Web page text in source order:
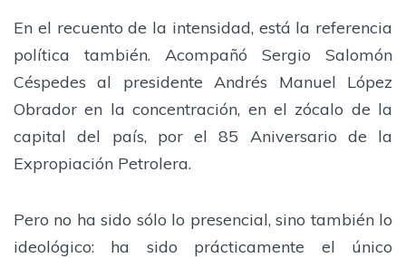
En el recuento de la intensidad, está la referencia
política también. Acompañó Sergio Salomón
Céspedes al presidente Andrés Manuel López
Obrador en la concentración, en el zócalo de la
capital del país, por el 85 Aniversario de la
Expropiación Petrolera.
Pero no ha sido sólo lo presencial, sino también lo
ideológico: ha sido prácticamente el único